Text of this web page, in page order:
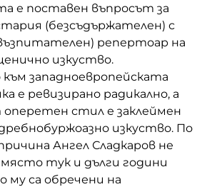
е поставен въпросът за
(безсъдържателен) с
репертоар на
изкуство.
западноевропейската
е ревизирано радикално, а
стил е заклеймен
изкуство. По
Ангел Сладкаров не
тук и дълги години
са обречени на